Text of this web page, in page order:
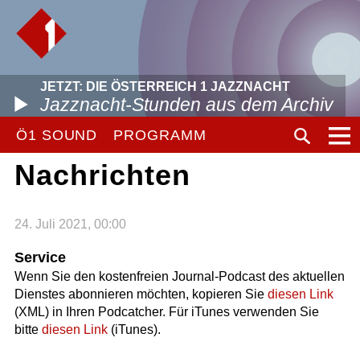
JETZT: DIE ÖSTERREICH 1 JAZZNACHT
Jazznacht-Stunden aus dem Archiv
Ö1 SOUND PROGRAMM
Nachrichten
24. Juli 2021, 00:00
Service
Wenn Sie den kostenfreien Journal-Podcast des aktuellen
Dienstes abonnieren möchten, kopieren Sie diesen Link
(XML) in Ihren Podcatcher. Für iTunes verwenden Sie
bitte diesen Link(iTunes).